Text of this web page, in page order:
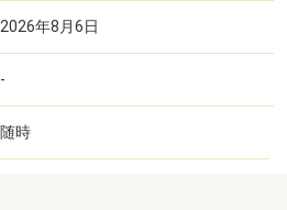
2026年8月6日
-
随時